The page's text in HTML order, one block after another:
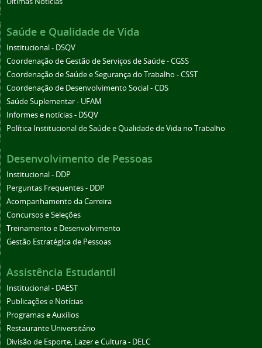
Saúde e Qualidade de Vida
Institucional - DSQV
Coordenação de Gestão de Serviços de Saúde - CGSS
Coordenação de Saúde e Segurança do Trabalho - CSST
Coordenação de Desenvolvimento Social - CDS
Saúde Suplementar - UFAM
Informes e notícias - DSQV
Política Institucional de Saúde e Qualidade de Vida no Trabalho
Desenvolvimento de Pessoas
Institucional - DDP
Perguntas Frequentes - DDP
Acompanhamento da Carreira
Concursos e Seleções
Treinamento e Desenvolvimento
Gestão Estratégica de Pessoas
Assistência Estudantil
Institucional - DAEST
Publicações e Notícias
Programas e Auxílios
Restaurante Universitário
Divisão de Esporte, Lazer e Cultura - DELC